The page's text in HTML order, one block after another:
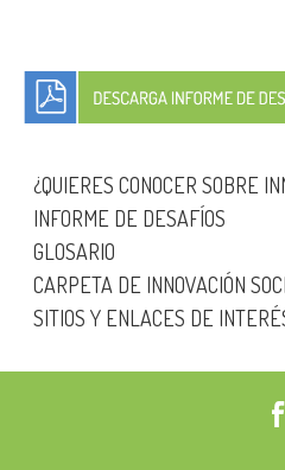
¿QUIERES CONOCER SOBRE
INFORME DE DESAFÍOS
GLOSARIO
CARPETA DE INNOVACIÓN
SITIOS Y ENLACES DE